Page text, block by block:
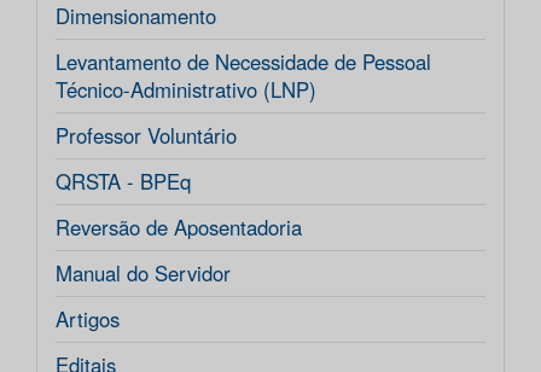
Dimensionamento
Levantamento de Necessidade de Pessoal
Técnico-Administrativo (LNP)
Professor Voluntário
QRSTA - BPEq
Reversão de Aposentadoria
Manual do Servidor
Artigos
Editais